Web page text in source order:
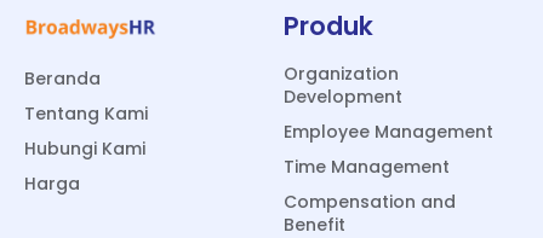
Beranda
Tentang Kami
Hubungi Kami
Harga
Produk
Organization
Development
Employee Management
Time Management
Compensation and
Benefit